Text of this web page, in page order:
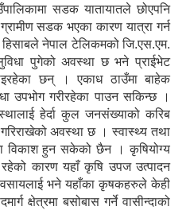
सडक यातायातले छोएपनि
सडक भएका कारण यात्रा गर्न
नेपाल टेलिकमको जि.एस.एम.
पुगेको अवस्था छ भने प्राईभेट
छन् । एकाध ठाउँमा बाहेक
उपभोग गरीरहेका पाउन सकिन्छ ।
हेर्दा कुल जनसंख्याको करिब
अवस्था छ । स्वास्थ्य तथा
विकाश हुन सकेको छैन । कृषियोग्य
कारण यहाँ कृषि उपज उत्पादन
भने यहाँका कृषकहरुले केही
क्षेत्रमा बसोबास गर्ने वासीन्दाको